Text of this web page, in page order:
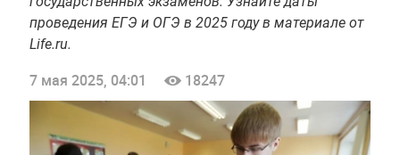
проведения ЕГЭ и ОГЭ в 2025 году в материале от
Life.ru.
7 мая 2025, 04:01 18247